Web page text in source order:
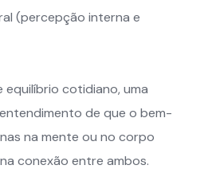
(percepção interna e
equilíbrio cotidiano, uma
de que o bem-
na mente ou no corpo
conexão entre ambos.